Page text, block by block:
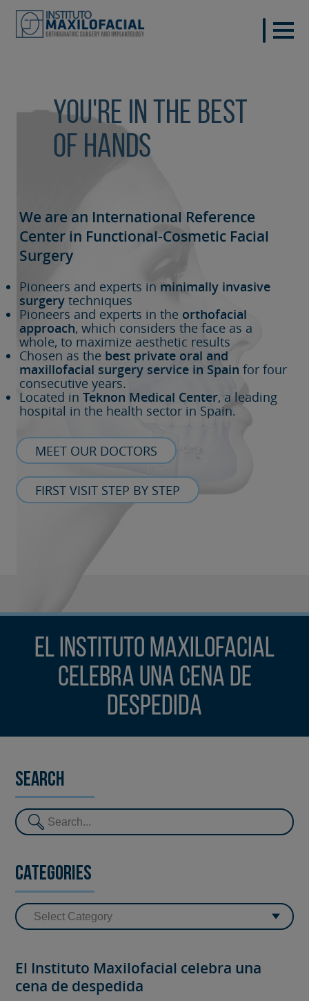
You're in the best
of hands
We are an International Reference
Center in Functional-Cosmetic Facial
Surgery
Pioneers and experts in minimally invasive
surgery techniques
Pioneers and experts in the orthofacial
approach, which considers the face as a
whole, to maximize aesthetic results
Chosen as the best private oral and
maxillofacial surgery service in Spain for four
consecutive years.
Located in Teknon Medical Center, a leading
hospital in the health sector in Spain.
MEET OUR DOCTORS
FIRST VISIT STEP BY STEP
El Instituto Maxilofacial
celebra una cena de
despedida
Search
Categories
El Instituto Maxilofacial celebra una
cena de despedida